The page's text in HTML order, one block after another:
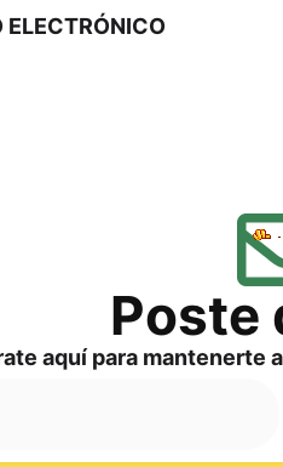
ELECTRÓNICO
Pos­te
aquí para man­ten­er­te